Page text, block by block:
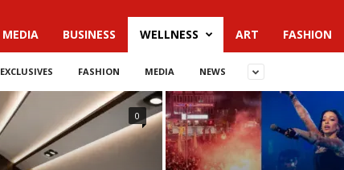
MEDIA BUSINESS WELLNESS ART FASHION
EXCLUSIVES FASHION MEDIA NEWS
0